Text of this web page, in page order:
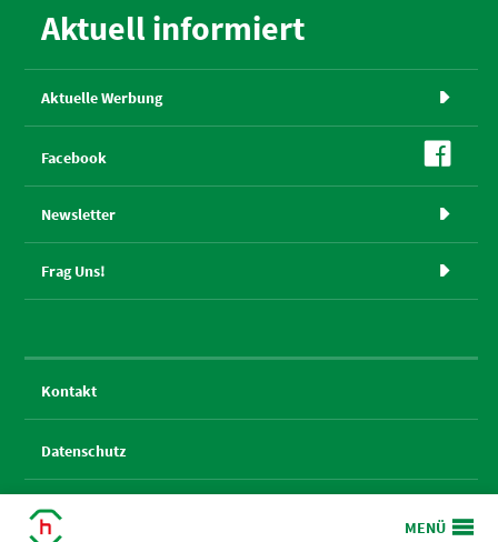
MENÜ 
Aktuell informiert
Aktuelle Werbung 
Facebook 
Newsletter 
Frag Uns! 
Kontakt
Datenschutz
Impressum